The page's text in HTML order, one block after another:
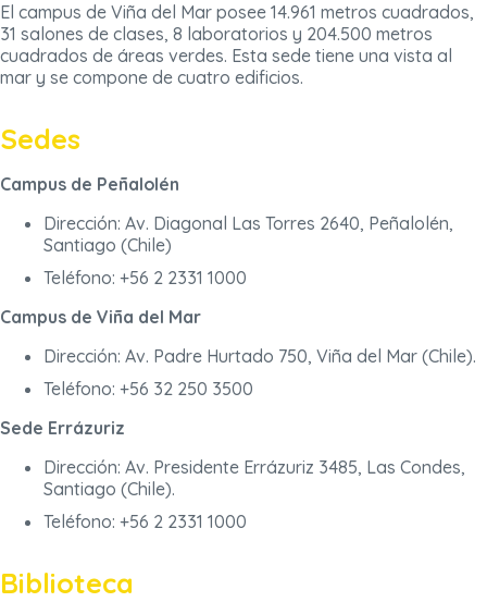
El campus de Viña del Mar posee 14.961 metros cuadrados,
31 salones de clases, 8 laboratorios y 204.500 metros
cuadrados de áreas verdes. Esta sede tiene una vista al
mar y se compone de cuatro edificios.
Sedes
Campus de Peñalolén
Dirección: Av. Diagonal Las Torres 2640, Peñalolén,
Santiago (Chile)
Teléfono: +56 2 2331 1000
Campus de Viña del Mar
Dirección: Av. Padre Hurtado 750, Viña del Mar (Chile).
Teléfono: +56 32 250 3500
Sede Errázuriz
Dirección: Av. Presidente Errázuriz 3485, Las Condes,
Santiago (Chile).
Teléfono: +56 2 2331 1000
Biblioteca